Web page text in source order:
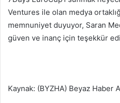
Ventures ile olan medya
memnuniyet duyuyor, Saran
güven ve inanç için teşekkür
Kaynak: (BYZHA) Beyaz Haber